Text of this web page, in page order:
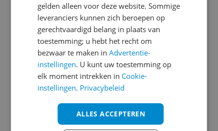
Algemeen
Algemene kenmerken
Bediening & functies
Capaciteit
Functies
Introductie en ondersteuning
Kookzones
gelden alleen voor deze website. Sommige
leveranciers kunnen zich beroepen op
gerechtvaardigd belang in plaats van
toestemming; u hebt het recht om
bezwaar te maken inAdvertentie-
instellingen. U kunt uw toestemming op
elk moment intrekken in Cookie-
instellingen. Privacybeleid
ALLES ACCEPTEREN